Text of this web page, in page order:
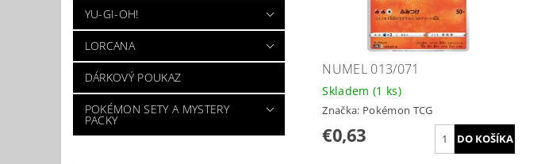
YU-GI-OH!
LORCANA
DÁRKOVÝ POUKAZ
POKÉMON SETY A MYSTERY
PACKY
NUMEL 013/071
Skladem (1 ks)
Značka: Pokémon TCG
€0,63